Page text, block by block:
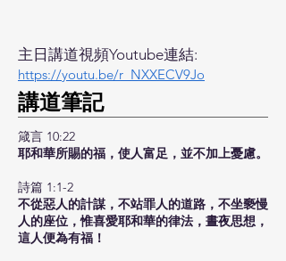
主日講道視頻Youtube連結:
https://youtu.be/r_NXXECV9Jo
​講道筆記
箴言 10:22
耶和華所賜的福，使人富足，並不加上憂慮。
詩篇 1:1-2
不從惡人的計謀，不站罪人的道路，不坐褻慢
人的座位，惟喜愛耶和華的律法，晝夜思想，
這人便為有福！